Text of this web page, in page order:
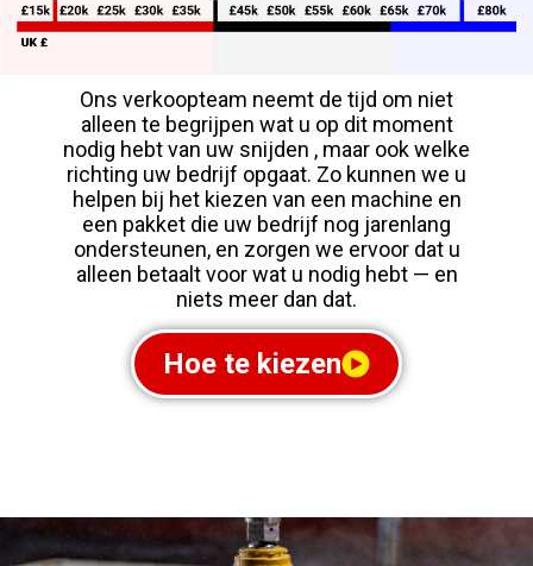
Ons verkoopteam neemt de tijd om niet
alleen te begrijpen wat u op dit moment
nodig hebt van uw snijden , maar ook welke
richting uw bedrijf opgaat. Zo kunnen we u
helpen bij het kiezen van een machine en
een pakket die uw bedrijf nog jarenlang
ondersteunen, en zorgen we ervoor dat u
alleen betaalt voor wat u nodig hebt — en
niets meer dan dat.
Hoe te kiezen